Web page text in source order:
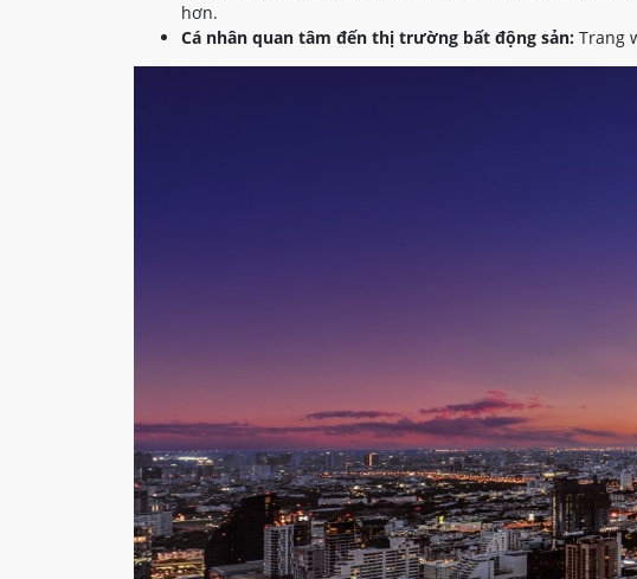
hơn.
Cá nhân quan tâm đến thị trường bất động sản:Trang